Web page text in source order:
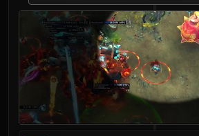
Cauldron of
Rik Reverb
Stix Bunkjunker
Sprocketmonger
One-Armed Bandit
Mug'Zee, Heads of
Chrome King